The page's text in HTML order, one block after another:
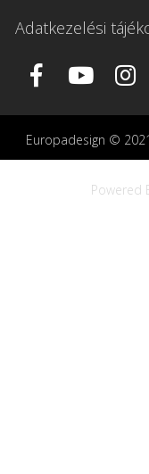
Adatkezelési
Europadesign ©
Powered